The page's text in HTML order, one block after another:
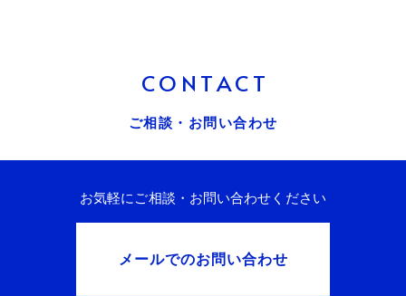
CONTACT
ご相談・お問い合わせ
お気軽にご相談・お問い合わせください
メールでのお問い合わせ